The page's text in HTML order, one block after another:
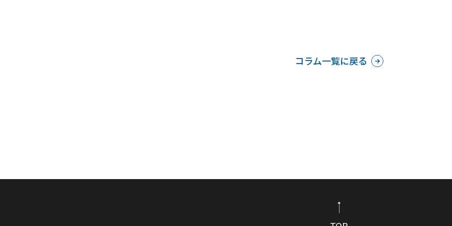
コラム一覧に戻る